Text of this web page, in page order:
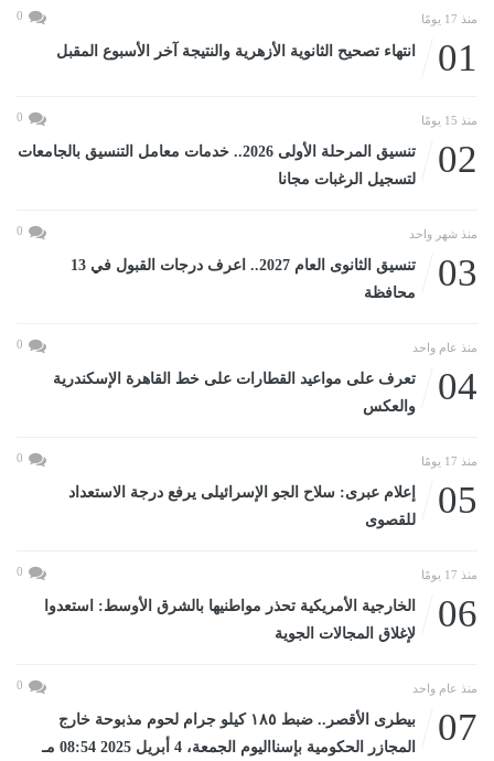
منذ 17 يومًا 0
01 انتهاء تصحيح الثانوية الأزهرية والنتيجة آخر الأسبوع المقبل
منذ 15 يومًا 0
02
تنسيق المرحلة الأولى 2026.. خدمات معامل التنسيق بالجامعات
لتسجيل الرغبات مجانا
منذ شهر واحد 0
03
تنسيق الثانوى العام 2027.. اعرف درجات القبول في 13
محافظة
منذ عام واحد 0
04
تعرف على مواعيد القطارات على خط القاهرة الإسكندرية
والعكس
منذ 17 يومًا 0
05
إعلام عبرى: سلاح الجو الإسرائيلى يرفع درجة الاستعداد
للقصوى
منذ 17 يومًا 0
06
الخارجية الأمريكية تحذر مواطنيها بالشرق الأوسط: استعدوا
لإغلاق المجالات الجوية
منذ عام واحد 0
07
بيطرى الأقصر.. ضبط ١٨٥ كيلو جرام لحوم مذبوحة خارج
المجازر الحكومية بإسنااليوم الجمعة، 4 أبريل 2025 08:54 مـ